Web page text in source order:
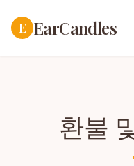
E EarCandles
환불